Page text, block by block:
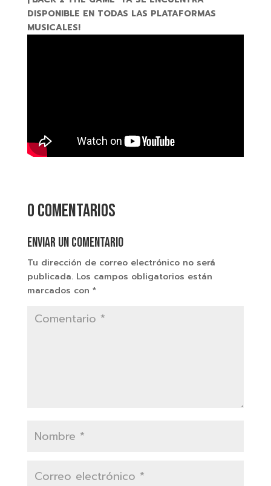
DISPONIBLE EN TODAS LAS PLATAFORMAS
MUSICALES!
0 comentarios
Enviar un comentario
Tu dirección de correo electrónico no será
publicada. Los campos obligatorios están
marcados con *